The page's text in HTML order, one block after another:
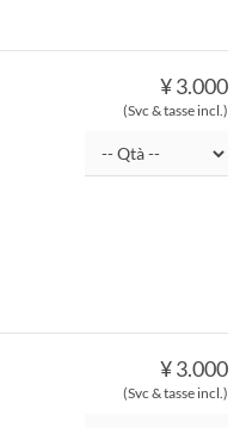
¥ 3.000
(Svc & tasse incl.)
¥ 3.000
(Svc & tasse incl.)